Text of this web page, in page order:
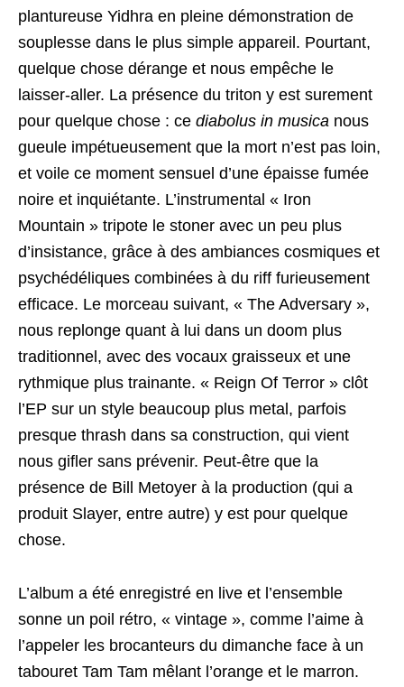
plantureuse Yidhra en pleine démonstration de
souplesse dans le plus simple appareil. Pourtant,
quelque chose dérange et nous empêche le
laisser-aller. La présence du triton y est surement
pour quelque chose : ce diabolus in musica nous
gueule impétueusement que la mort n’est pas loin,
et voile ce moment sensuel d’une épaisse fumée
noire et inquiétante. L’instrumental « Iron
Mountain » tripote le stoner avec un peu plus
d’insistance, grâce à des ambiances cosmiques et
psychédéliques combinées à du riff furieusement
efficace. Le morceau suivant, « The Adversary »,
nous replonge quant à lui dans un doom plus
traditionnel, avec des vocaux graisseux et une
rythmique plus trainante. « Reign Of Terror » clôt
l’EP sur un style beaucoup plus metal, parfois
presque thrash dans sa construction, qui vient
nous gifler sans prévenir. Peut-être que la
présence de Bill Metoyer à la production (qui a
produit Slayer, entre autre) y est pour quelque
chose.
L’album a été enregistré en live et l’ensemble
sonne un poil rétro, « vintage », comme l’aime à
l’appeler les brocanteurs du dimanche face à un
tabouret Tam Tam mêlant l’orange et le marron.